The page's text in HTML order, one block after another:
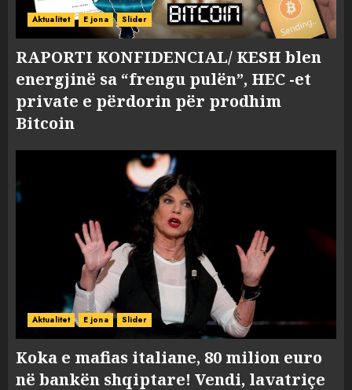
Aktualitet E jona Slider
RAPORTI KONFIDENCIAL/ KESH blen
energjinë sa “frengu pulën”, HEC -et
private e përdorin për prodhim
Bitcoin
Aktualitet E jona Slider
Koka e mafias italiane, 80 milion euro
në bankën shqiptare! Vendi, lavatriçe